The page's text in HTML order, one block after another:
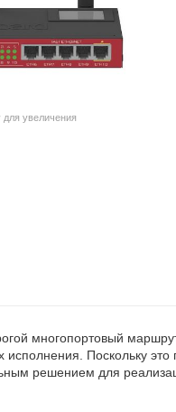
для увеличения
многопортовый
исполнения. Поскольку
решением для